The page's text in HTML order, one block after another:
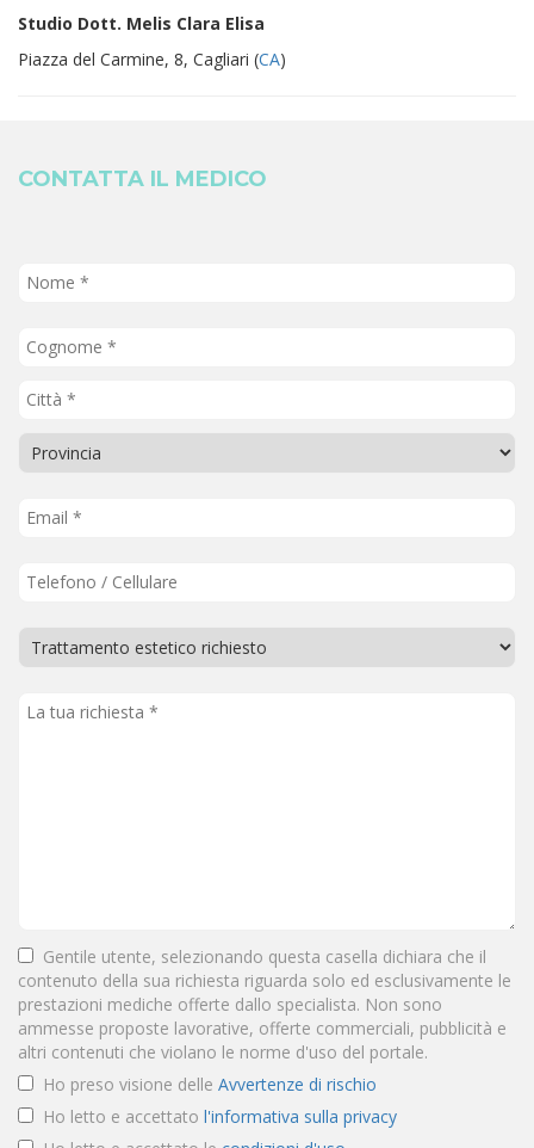
Studio Dott. Melis Clara Elisa
Piazza del Carmine, 8, Cagliari (CA)
CONTATTA IL MEDICO
Gentile utente, selezionando questa casella dichiara che il
contenuto della sua richiesta riguarda solo ed esclusivamente le
prestazioni mediche offerte dallo specialista. Non sono
ammesse proposte lavorative, offerte commerciali, pubblicità e
altri contenuti che violano le norme d'uso del portale.
Ho preso visione delle Avvertenze di rischio
Ho letto e accettato l'informativa sulla privacy